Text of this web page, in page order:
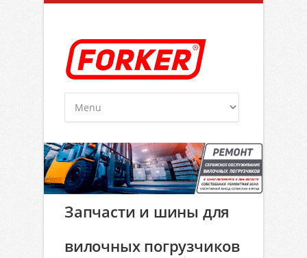
Запчасти и шины для
вилочных погрузчиков